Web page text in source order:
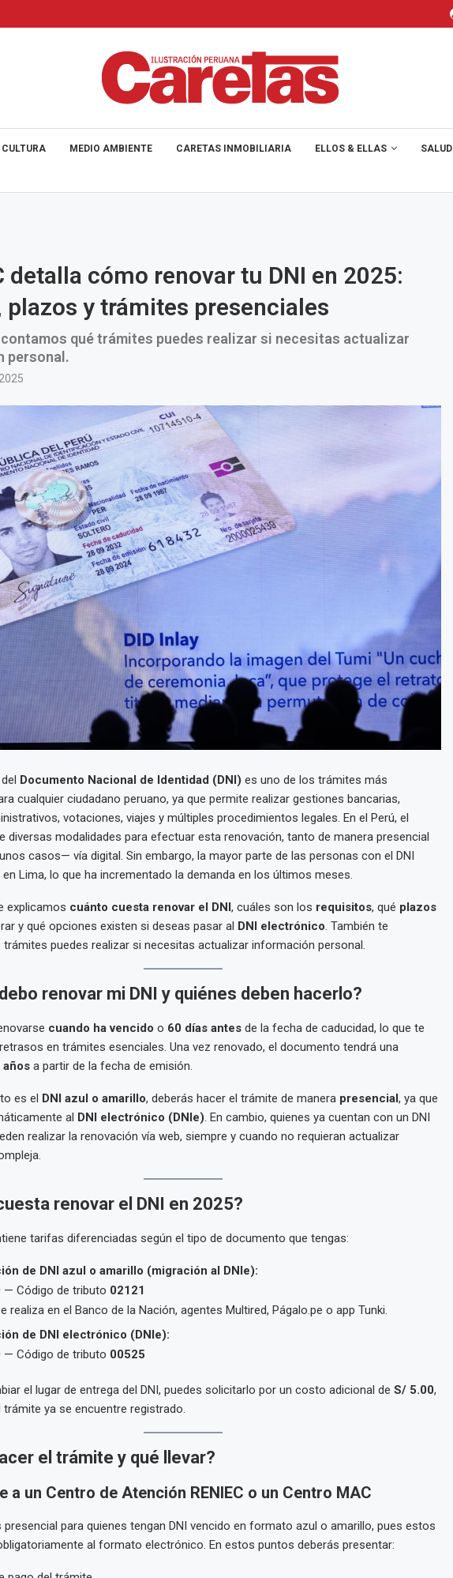
CULTURA MEDIO AMBIENTE CARETAS INMOBILIARIA ELLOS & ELLAS SALUD
detalla cómo renovar tu DNI en 2025:
plazos y trámites presenciales
qué trámites puedes realizar si necesitas actualizar
personal.
Documento Nacional de Identidad (DNI) es uno de los trámites más
cualquier ciudadano peruano, ya que permite realizar gestiones bancarias,
votaciones, viajes y múltiples procedimientos legales. En el Perú, el
diversas modalidades para efectuar esta renovación, tanto de manera presencial
casos— vía digital. Sin embargo, la mayor parte de las personas con el DNI
Lima, lo que ha incrementado la demanda en los últimos meses.
explicamos cuánto cuesta renovar el DNI , cuáles son los requisitos, qué plazos
y qué opciones existen si deseas pasar al DNI electrónico. También te
puedes realizar si necesitas actualizar información personal.
renovar mi DNI y quiénes deben hacerlo?
cuando ha vencido o 60 días antesde la fecha de caducidad, lo que te
en trámites esenciales. Una vez renovado, el documento tendrá una
añosa partir de la fecha de emisión.
es el DNI azul o amarillo, deberás hacer el trámite de manera presencial , ya que
al DNI electrónico (DNIe). En cambio, quienes ya cuentan con un DNI
realizar la renovación vía web, siempre y cuando no requieran actualizar
renovar el DNI en 2025?
tarifas diferenciadas según el tipo de documento que tengas:
de DNI azul o amarillo (migración al DNIe):
— Código de tributo 02121
realiza en el Banco de la Nación, agentes Multired, Págalo.pe o app Tunki.
de DNI electrónico (DNIe):
— Código de tributo 00525
el lugar de entrega del DNI, puedes solicitarlo por un costo adicional de S/ 5.00,
trámite ya se encuentre registrado.
el trámite y qué llevar?
a un Centro de Atención RENIEC o un Centro MAC
presencial para quienes tengan DNI vencido en formato azul o amarillo, pues estos
al formato electrónico. En estos puntos deberás presentar: